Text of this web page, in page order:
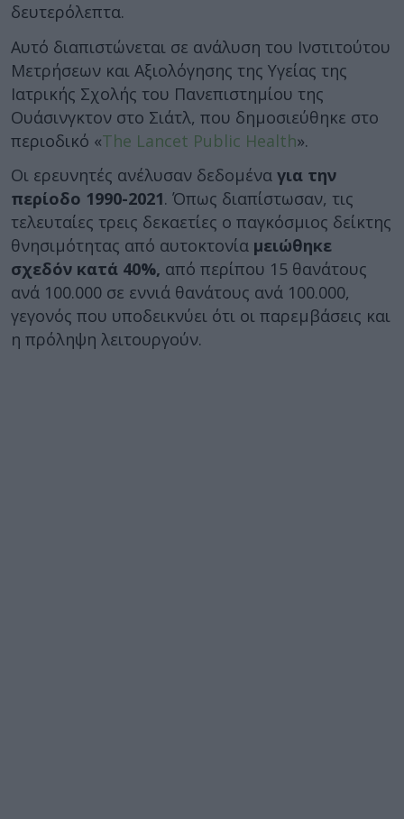
δευτερόλεπτα.
Αυτό διαπιστώνεται σε ανάλυση του Ινστιτούτου
Μετρήσεων και Αξιολόγησης της Υγείας της
Ιατρικής Σχολής του Πανεπιστημίου της
Ουάσινγκτον στο Σιάτλ, που δημοσιεύθηκε στο
περιοδικό «The Lancet Public Health».
Οι ερευνητές ανέλυσαν δεδομένα για την
περίοδο 1990-2021. Όπως διαπίστωσαν, τις
τελευταίες τρεις δεκαετίες ο παγκόσμιος δείκτης
θνησιμότητας από αυτοκτονία μειώθηκε
σχεδόν κατά 40%, από περίπου 15 θανάτους
ανά 100.000 σε εννιά θανάτους ανά 100.000,
γεγονός που υποδεικνύει ότι οι παρεμβάσεις και
η πρόληψη λειτουργούν.